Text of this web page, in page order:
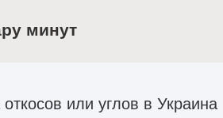
минут
или углов в Украина